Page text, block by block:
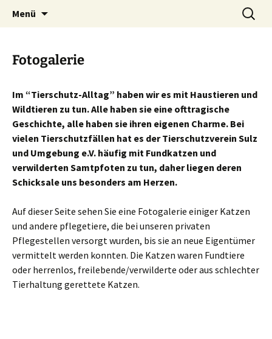
Menü
Suchen
nach:
Fotogalerie
Im “Tierschutz-Alltag” haben wir es mit Haustieren und
Wildtieren zu tun. Alle haben sie eine ofttragische
Geschichte, alle haben sie ihren eigenen Charme. Bei
vielen Tierschutzfällen hat es der Tierschutzverein Sulz
und Umgebung e.V. häufig mit Fundkatzen und
verwilderten Samtpfoten zu tun, daher liegen deren
Schicksale uns besonders am Herzen.
Auf dieser Seite sehen Sie eine Fotogalerie einiger Katzen
und andere pflegetiere, die bei unseren privaten
Pflegestellen versorgt wurden, bis sie an neue Eigentümer
vermittelt werden konnten. Die Katzen waren Fundtiere
oder herrenlos, freilebende/verwilderte oder aus schlechter
Tierhaltung gerettete Katzen.